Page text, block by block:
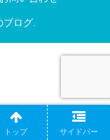
ログ.
トップ サイドバー